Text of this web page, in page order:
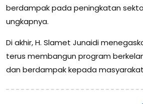
berdampak pada peningkatan
ungkapnya.
Di akhir, H. Slamet Junaidi
terus membangun program
dan berdampak kepada